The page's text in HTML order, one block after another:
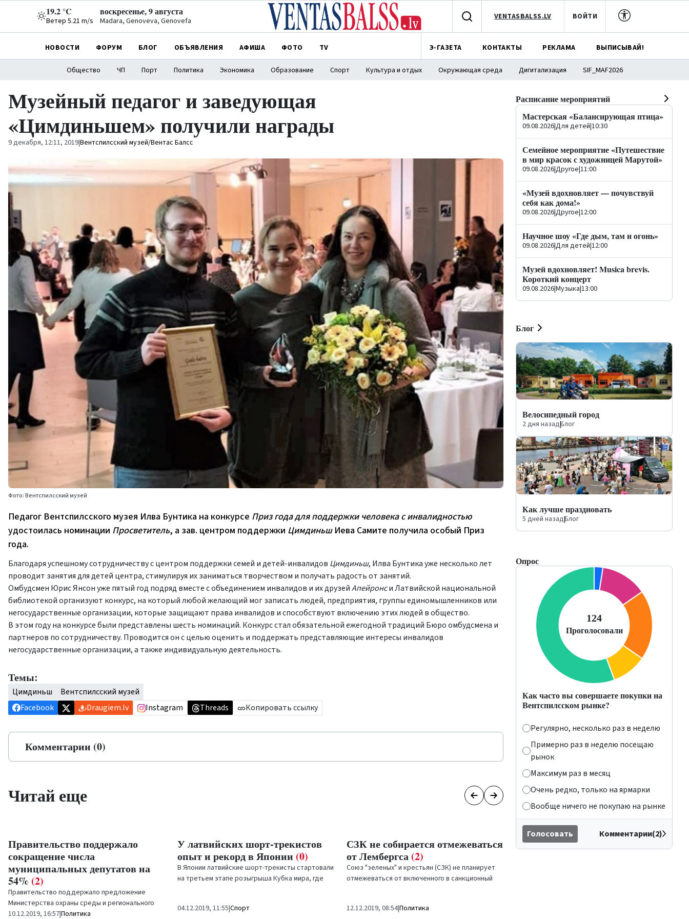
19.2 °C
Ветер 5.21 m/s
воскресенье, 9 августа
Madara, Genoveva, Genovefa VENTASBALSS.LV ВОЙТИ
НОВОСТИ ФОРУМ БЛОГ ОБЪЯВЛЕНИЯ АФИША ФОТО TV Э-ГАЗЕТА КОНТАКТЫ РЕКЛАМА ВЫПИСЫВАЙ!
Общество ЧП Порт Политика Экономика Образование Спорт Культура и отдых Окружающая среда Дигитализация SIF_MAF2026
Музейный педагог и заведующая
«Цимдиньшем» получили награды
9 декабря, 12:11, 2019|Вентспилсский музей/Вентас Балсс
Фото: Вентспилсский музей
Педагог Вентспилсского музея Илва Бунтика на конкурсе Приз года для поддержки человека с инвалидностью
удостоилась номинации Просветитель, а зав. центром поддержки Цимдиньш Иева Самите получила особый Приз
года.
Благодаря успешному сотрудничеству с центром поддержки семей и детей-инвалидов Цимдиньш, Илва Бунтика уже несколько лет
проводит занятия для детей центра, стимулируя их заниматься творчеством и получать радость от занятий.
Омбудсмен Юрис Янсон уже пятый год подряд вместе с объединением инвалидов и их друзейАпейронси Латвийской национальной
библиотекой организуют конкурс, на который любой желающий мог записать людей, предприятия, группы единомышленников или
негосударственные организации, которые защищают права инвалидов и способствуют включению этих людей в общество.
В этом году на конкурсе были представлены шесть номинаций. Конкурс стал обязательной ежегодной традиций Бюро омбудсмена и
партнеров по сотрудничеству. Проводится он с целью оценить и поддержать представляющие интересы инвалидов
негосударственные организации, а также индивидуальную деятельность.
Темы:
Цимдиньш
Вентспилсский музей
Facebook
Draugiem.lv Instagram Threads Копировать ссылку
Комментарии (0)
Читай еще
Правительство поддержало
сокращение числа
муниципальных депутатов на
54% (2)
Правительство поддержало предложение
Министерства охраны среды и регионального
развития (МОСРР) о сокращении числа
10.12.2019, 16:57|Политика
У латвийских шорт-трекистов
опыт и рекорд в Японии (0)
В Японии латвийские шорт-трекисты стартовали
на третьем этапе розыгрыша Кубка мира, где
04.12.2019, 11:55|Спорт
СЗК не собирается отмежеваться
от Лембергса (2)
Союз "зеленых" и крестьян (СЗК) не планирует
отмежеваться от включенного в санкционный
12.12.2019, 08:54|Политика
Библиотека просит принять
Расписание мероприятий
Мастерская «Балансирующая птица»
09.08.2026|Для детей|10:30
Семейное мероприятие «Путешествие
в мир красок с художницей Марутой»
09.08.2026|Другое|11:00
«Музей вдохновляет — почувствуй
себя как дома!»
09.08.2026|Другое|12:00
Научное шоу «Где дым, там и огонь»
09.08.2026|Для детей|12:00
Музей вдохновляет! Musica brevis.
Короткий концерт
09.08.2026|Музыка|13:00
Блог
Велосипедный город
2 дня назад|Блог
Как лучше праздновать
5 дней назад|Блог
Опрос
Как часто вы совершаете покупки на
Вентспилсском рынке?
Регулярно, несколько раз в неделю
Примерно раз в неделю посещаю
рынок
Максимум раз в месяц
Очень редко, только на ярмарки
Вообще ничего не покупаю на рынке
Голосовать Комментарии(2)